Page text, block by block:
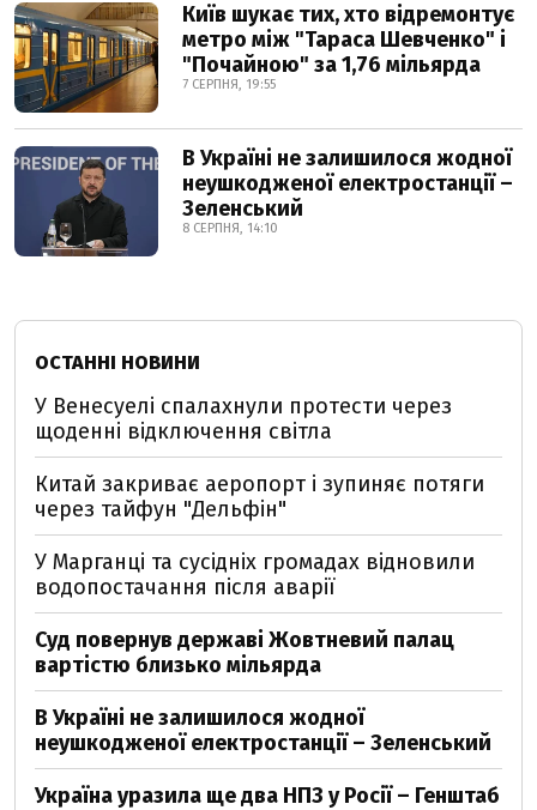
Київ шукає тих, хто відремонтує
метро між "Тараса Шевченко" і
"Почайною" за 1,76 мільярда
7 СЕРПНЯ, 19:55
В Україні не залишилося жодної
неушкодженої електростанції –
Зеленський
8 СЕРПНЯ, 14:10
ОСТАННІ НОВИНИ
У Венесуелі спалахнули протести через
щоденні відключення світла
Китай закриває аеропорт і зупиняє потяги
через тайфун "Дельфін"
У Марганці та сусідніх громадах відновили
водопостачання після аварії
Суд повернув державі Жовтневий палац
вартістю близько мільярда
В Україні не залишилося жодної
неушкодженої електростанції – Зеленський
Україна уразила ще два НПЗ у Росії – Генштаб